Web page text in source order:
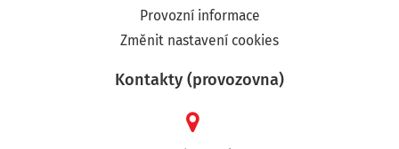
Provozní informace
Změnit nastavení cookies
Kontakty (provozovna)